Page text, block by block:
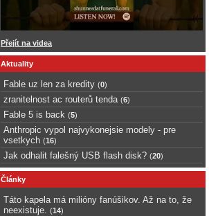
Přejít na videa
Aktuality
Fable uz len za kredity (0)
zranitelnost ac routerů tenda (6)
Fable 5 is back (5)
Anthropic vypol najvykonejsie modely - pre
vsetkych (16)
Jak odhalit falešný USB flash disk? (20)
Články
Táto kapela má milióny fanúšikov. Až na to, že
neexistuje.
(14)